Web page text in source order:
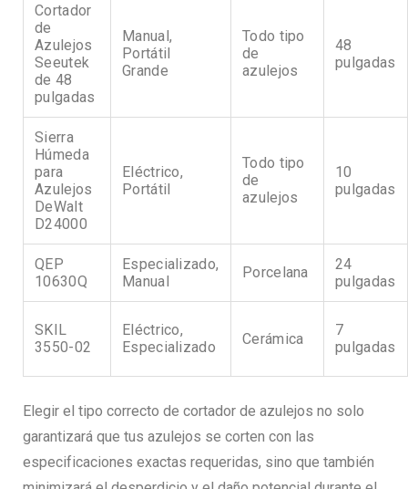
Cortador
de
Azulejos
Seeutek
de 48
pulgadas
Manual,
Portátil
Grande
Todo tipo
de
azulejos
48
pulgadas
Sierra
Húmeda
para
Azulejos
DeWalt
D24000
Eléctrico,
Portátil
Todo tipo
de
azulejos
10
pulgadas
QEP
10630Q
Especializado,
Manual
Porcelana
24
pulgadas
SKIL
3550-02
Eléctrico,
Especializado
Cerámica
7
pulgadas
Elegir el tipo correcto de cortador de azulejos no solo
garantizará que tus azulejos se corten con las
especificaciones exactas requeridas, sino que también